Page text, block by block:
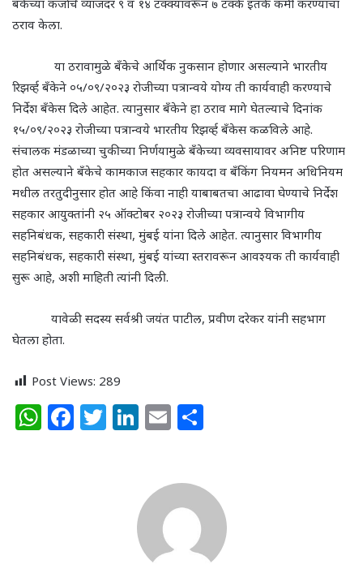
ठराव केला.
या ठरावामुळे बँकेचे आर्थिक नुकसान होणार असल्याने भारतीय
रिझर्व्ह बँकेने ०५/०९/२०२३ रोजीच्या पत्रान्वये योग्य ती कार्यवाही करण्याचे
निर्देश बँकेस दिले आहेत. त्यानुसार बँकेने हा ठराव मागे घेतल्याचे दिनांक
१५/०९/२०२३ रोजीच्या पत्रान्वये भारतीय रिझर्व्ह बँकेस कळविले आहे.
संचालक मंडळाच्या चुकीच्या निर्णयामुळे बँकेच्या व्यवसायावर अनिष्ट परिणाम
होत असल्याने बँकेचे कामकाज सहकार कायदा व बँकिंग नियमन अधिनियम
मधील तरतुदीनुसार होत आहे किंवा नाही याबाबतचा आढावा घेण्याचे निर्देश
सहकार आयुक्तांनी २५ ऑक्टोबर २०२३ रोजीच्या पत्रान्वये विभागीय
सहनिबंधक, सहकारी संस्था, मुंबई यांना दिले आहेत. त्यानुसार विभागीय
सहनिबंधक, सहकारी संस्था, मुंबई यांच्या स्तरावरून आवश्यक ती कार्यवाही
सुरू आहे, अशी माहिती त्यांनी दिली.
यावेळी सदस्य सर्वश्री जयंत पाटील, प्रवीण दरेकर यांनी सहभाग
घेतला होता.
Post Views: 289
W F T Li
e
dI
n
E
l e